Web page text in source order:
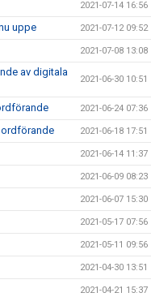
2021-07-14 16:56
uppe 2021-07-12 09:52
2021-07-08 13:08
av digitala
2021-06-30 10:51
2021-06-24 07:36
2021-06-18 17:51
2021-06-14 11:37
2021-06-09 08:23
2021-06-07 15:30
2021-05-17 07:56
2021-05-11 09:56
2021-04-30 13:51
2021-04-21 15:37